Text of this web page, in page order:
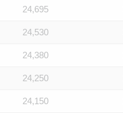
24,695
24,530
24,380
24,250
24,150